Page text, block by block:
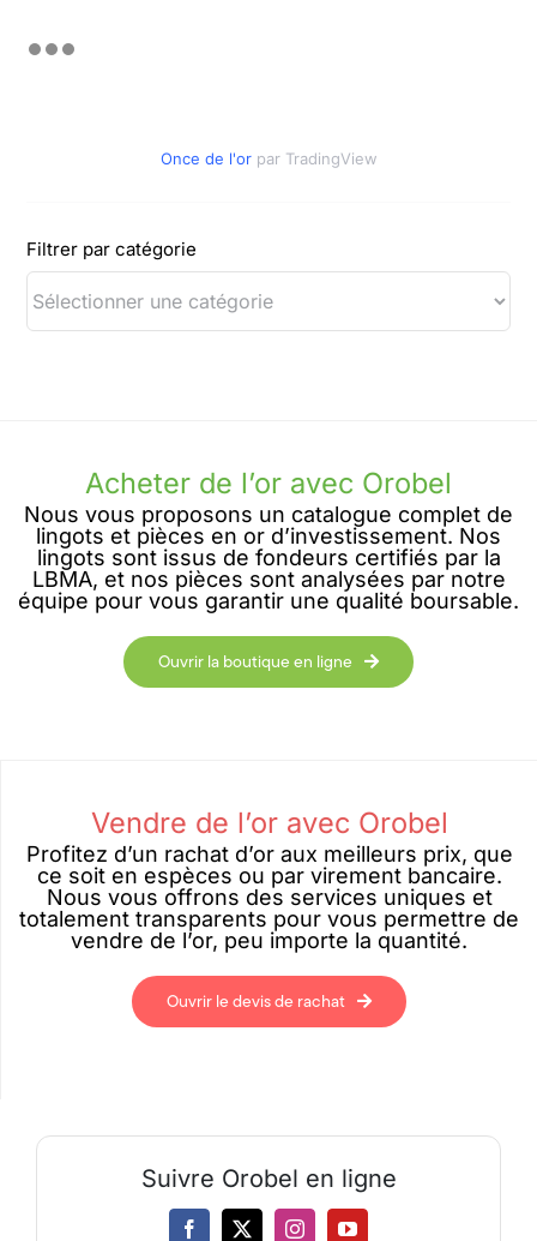
Once de l'or par TradingView
Filtrer par catégorie
Acheter de l’or avec Orobel
Nous vous proposons un catalogue complet de
lingots et pièces en or d’investissement. Nos
lingots sont issus de fondeurs certifiés par la
LBMA, et nos pièces sont analysées par notre
équipe pour vous garantir une qualité boursable.
Ouvrir la boutique en ligne
Vendre de l’or avec Orobel
Profitez d’un rachat d’or aux meilleurs prix, que
ce soit en espèces ou par virement bancaire.
Nous vous offrons des services uniques et
totalement transparents pour vous permettre de
vendre de l’or, peu importe la quantité.
Ouvrir le devis de rachat
Suivre Orobel en ligne